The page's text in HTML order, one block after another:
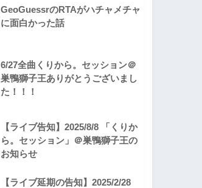
GeoGuessrのRTAがハチャメチャ
に面白かった話
6/27全曲くりから。セッション＠
巣鴨獅子王ありがとうございまし
た！！！
【ライブ告知】2025/8/8 「くりか
ら。セッション」＠巣鴨獅子王の
お知らせ
【ライブ延期の告知】2025/2/28